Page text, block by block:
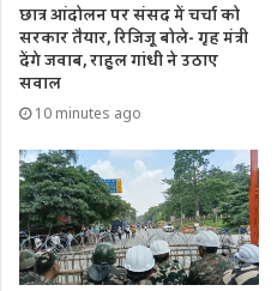
छात्र आंदोलन पर संसद में चर्चा को
सरकार तैयार, रिजिजू बोले- गृह मंत्री
देंगे जवाब, राहुल गांधी ने उठाए
सवाल
10 minutes ago